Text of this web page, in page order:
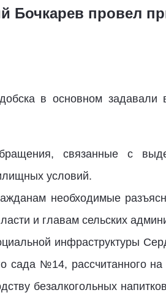
Бочкарев провел
в основном
связанные с
условий.
необходимые
и главам сельских
инфраструктуры
сада №14, рассчитанного на
безалкогольных